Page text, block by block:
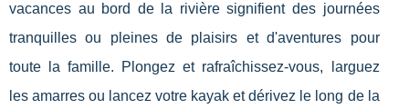
vacances au bord de la rivière signifient des journées
tranquilles ou pleines de plaisirs et d'aventures pour
toute la famille. Plongez et rafraîchissez-vous, larguez
les amarres ou lancez votre kayak et dérivez le long de la